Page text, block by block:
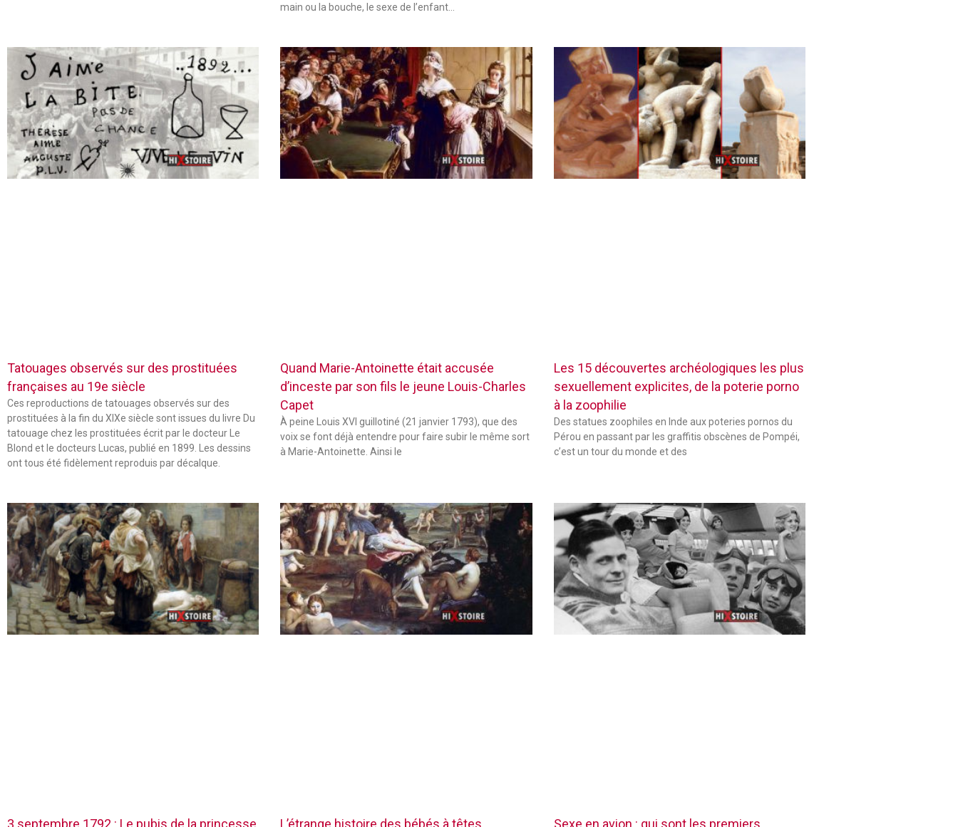
main ou la bouche, le sexe de l’enfant…
Tatouages observés sur des prostituées
françaises au 19e siècle
Ces reproductions de tatouages observés sur des
prostituées à la fin du XIXe siècle sont issues du livre Du
tatouage chez les prostituées écrit par le docteur Le
Blond et le docteurs Lucas, publié en 1899. Les dessins
ont tous été fidèlement reproduis par décalque.
Quand Marie-Antoinette était accusée
d’inceste par son fils le jeune Louis-Charles
Capet
À peine Louis XVI guillotiné (21 janvier 1793), que des
voix se font déjà entendre pour faire subir le même sort
à Marie-Antoinette. Ainsi le
Les 15 découvertes archéologiques les plus
sexuellement explicites, de la poterie porno
à la zoophilie
Des statues zoophiles en Inde aux poteries pornos du
Pérou en passant par les graffitis obscènes de Pompéi,
c’est un tour du monde et des
3 septembre 1792 : Le pubis de la princesse L’étrange histoire des bébés à têtes Sexe en avion : qui sont les premiers